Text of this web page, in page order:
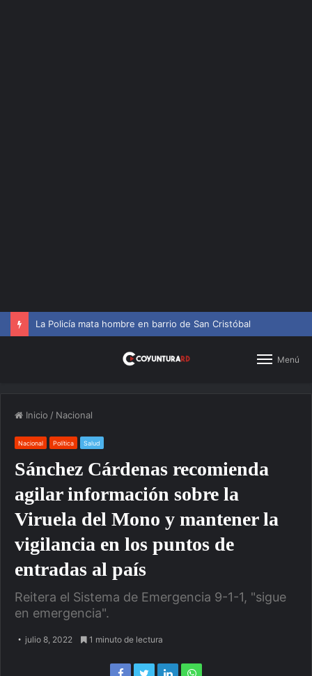
La Policía mata hombre en barrio de San Cristóbal
Menú
Inicio / Nacional
Nacional Política Salud
Sánchez Cárdenas recomienda
agilar información sobre la
Viruela del Mono y mantener la
vigilancia en los puntos de
entradas al país
Reitera el Sistema de Emergencia 9-1-1, "sigue
en emergencia".
julio 8, 2022 1 minuto de lectura